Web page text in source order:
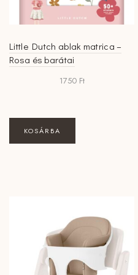
ki
Little Dutch ablak matrica –
Rosa és barátai
1750 Ft
KOSÁRBA